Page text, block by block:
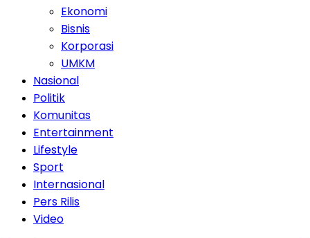
Ekonomi
Bisnis
Korporasi
UMKM
Nasional
Politik
Komunitas
Entertainment
Lifestyle
Sport
Internasional
Pers Rilis
Video